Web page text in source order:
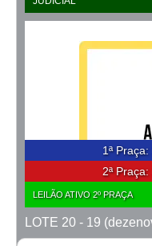
1ª Praça:
2ª Praça:
LEILÃO ATIVO 2º PRAÇA